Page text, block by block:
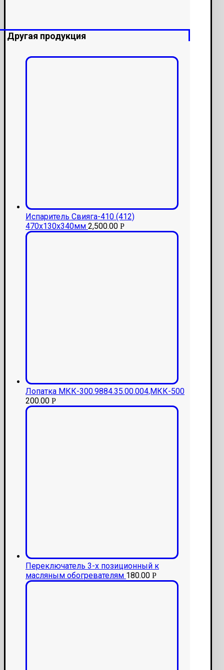
Другая продукция
Испаритель Свияга-410 (412)
470х130х340мм 2,500.00 Р
Лопатка МКК-300.9884.35.00.004,МКК-500
200.00 Р
Переключатель 3-х позиционный к
масляным обогревателям 180.00 Р